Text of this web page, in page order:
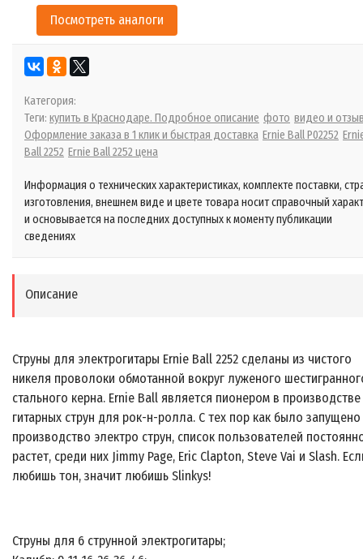
Посмотреть аналоги
Категория:
Теги: купить в Краснодаре. Подробное описание фото видео и
Оформление заказа в 1 клик и быстрая доставка Ernie Ball P02252
Ball 2252 Ernie Ball 2252 цена
Информация о технических характеристиках, комплекте поставки,
изготовления, внешнем виде и цвете товара носит справочный
и основывается на последних доступных к моменту публикации
сведениях
Описание
Струны для электрогитары Ernie Ball 2252 сделаны из чистого
никеля проволоки обмотанной вокруг луженого
стального керна. Ernie Ball является пионером в производстве
гитарных струн для рок-н-ролла. С тех пор как было запущено
производство электро струн, список пользователей
растет, среди них Jimmy Page, Eric Clapton, Steve Vai и Slash.
любишь тон, значит любишь Slinkys!
Струны для 6 струнной электрогитары;